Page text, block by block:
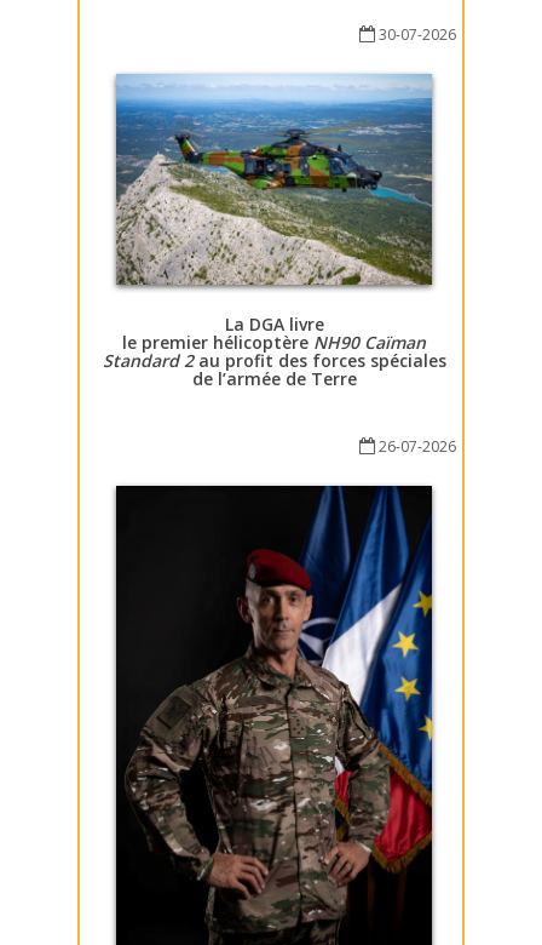
30-07-2026
La DGA livre
le premier hélicoptère NH90 Caïman
Standard 2au profit des forces spéciales
de l’armée de Terre
26-07-2026